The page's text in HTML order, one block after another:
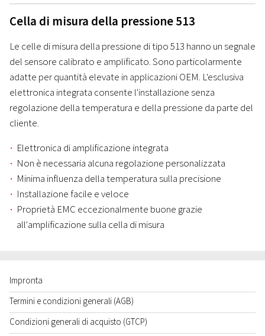
Cella di misura della pressione 513
Le celle di misura della pressione di tipo 513 hanno un segnale
del sensore calibrato e amplificato. Sono particolarmente
adatte per quantità elevate in applicazioni OEM. L'esclusiva
elettronica integrata consente l'installazione senza
regolazione della temperatura e della pressione da parte del
cliente.
Elettronica di amplificazione integrata
Non è necessaria alcuna regolazione personalizzata
Minima influenza della temperatura sulla precisione
Installazione facile e veloce
Proprietà EMC eccezionalmente buone grazie
all'amplificazione sulla cella di misura
Impronta
Termini e condizioni generali (AGB)
Condizioni generali di acquisto (GTCP)